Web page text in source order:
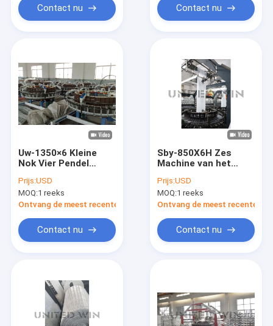
Producten
Videos
Contact nu Contact nu
Uw-1350×6 Kleine
Nok Vier Pendel
Geweven Zak die
Machine maken
Prijs:USD
MOQ:1 reeks
Ontvang de meest recente Prijs
Contact nu
Sby-850X6H Zes
Machine van het
Cirkelweefgetouw
voor Plastiek
Geweven Zakken
Prijs:USD
MOQ:1 reeks
Ontvang de meest recente
Contact nu